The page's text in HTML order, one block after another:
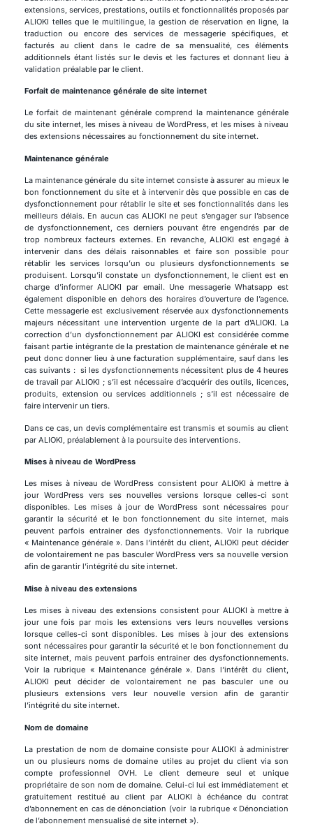
extensions, services, prestations, outils et fonctionnalités proposés par
ALIOKI telles que le multilingue, la gestion de réservation en ligne, la
traduction ou encore des services de messagerie spécifiques, et
facturés au client dans le cadre de sa mensualité, ces éléments
additionnels étant listés sur le devis et les factures et donnant lieu à
validation préalable par le client.
Forfait de maintenance générale de site internet
Le forfait de maintenant générale comprend la maintenance générale
du site internet, les mises à niveau de WordPress, et les mises à niveau
des extensions nécessaires au fonctionnement du site internet.
Maintenance générale
La maintenance générale du site internet consiste à assurer au mieux le
bon fonctionnement du site et à intervenir dès que possible en cas de
dysfonctionnement pour rétablir le site et ses fonctionnalités dans les
meilleurs délais. En aucun cas ALIOKI ne peut s’engager sur l’absence
de dysfonctionnement, ces derniers pouvant être engendrés par de
trop nombreux facteurs externes. En revanche, ALIOKI est engagé à
intervenir dans des délais raisonnables et faire son possible pour
rétablir les services lorsqu’un ou plusieurs dysfonctionnements se
produisent. Lorsqu’il constate un dysfonctionnement, le client est en
charge d’informer ALIOKI par email. Une messagerie Whatsapp est
également disponible en dehors des horaires d’ouverture de l’agence.
Cette messagerie est exclusivement réservée aux dysfonctionnements
majeurs nécessitant une intervention urgente de la part d’ALIOKI. La
correction d’un dysfonctionnement par ALIOKI est considérée comme
faisant partie intégrante de la prestation de maintenance générale et ne
peut donc donner lieu à une facturation supplémentaire, sauf dans les
cas suivants : si les dysfonctionnements nécessitent plus de 4 heures
de travail par ALIOKI ; s’il est nécessaire d’acquérir des outils, licences,
produits, extension ou services additionnels ; s’il est nécessaire de
faire intervenir un tiers.
Dans ce cas, un devis complémentaire est transmis et soumis au client
par ALIOKI, préalablement à la poursuite des interventions.
Mises à niveau de WordPress
Les mises à niveau de WordPress consistent pour ALIOKI à mettre à
jour WordPress vers ses nouvelles versions lorsque celles-ci sont
disponibles. Les mises à jour de WordPress sont nécessaires pour
garantir la sécurité et le bon fonctionnement du site internet, mais
peuvent parfois entrainer des dysfonctionnements. Voir la rubrique
« Maintenance générale ». Dans l’intérêt du client, ALIOKI peut décider
de volontairement ne pas basculer WordPress vers sa nouvelle version
afin de garantir l’intégrité du site internet.
Mise à niveau des extensions
Les mises à niveau des extensions consistent pour ALIOKI à mettre à
jour une fois par mois les extensions vers leurs nouvelles versions
lorsque celles-ci sont disponibles. Les mises à jour des extensions
sont nécessaires pour garantir la sécurité et le bon fonctionnement du
site internet, mais peuvent parfois entrainer des dysfonctionnements.
Voir la rubrique « Maintenance générale ». Dans l’intérêt du client,
ALIOKI peut décider de volontairement ne pas basculer une ou
plusieurs extensions vers leur nouvelle version afin de garantir
l’intégrité du site internet.
Nom de domaine
La prestation de nom de domaine consiste pour ALIOKI à administrer
un ou plusieurs noms de domaine utiles au projet du client via son
compte professionnel OVH. Le client demeure seul et unique
propriétaire de son nom de domaine. Celui-ci lui est immédiatement et
gratuitement restitué au client par ALIOKI à échéance du contrat
d’abonnement en cas de dénonciation (voir la rubrique « Dénonciation
de l’abonnement mensualisé de site internet »).